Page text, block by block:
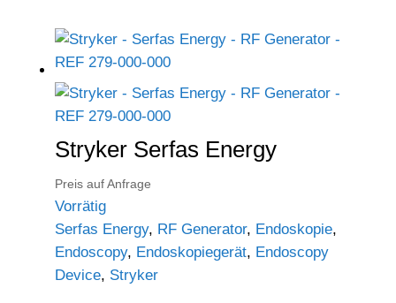
Stryker Serfas Energy
Preis auf Anfrage
Vorrätig
Serfas Energy, RF Generator, Endoskopie,
Endoscopy, Endoskopiegerät, Endoscopy
Device, Stryker